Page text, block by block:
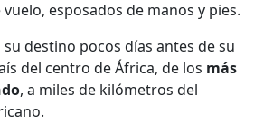
esposados de manos y pies.
destino pocos días antes de su
del centro de África, de los más
, a miles de kilómetros del